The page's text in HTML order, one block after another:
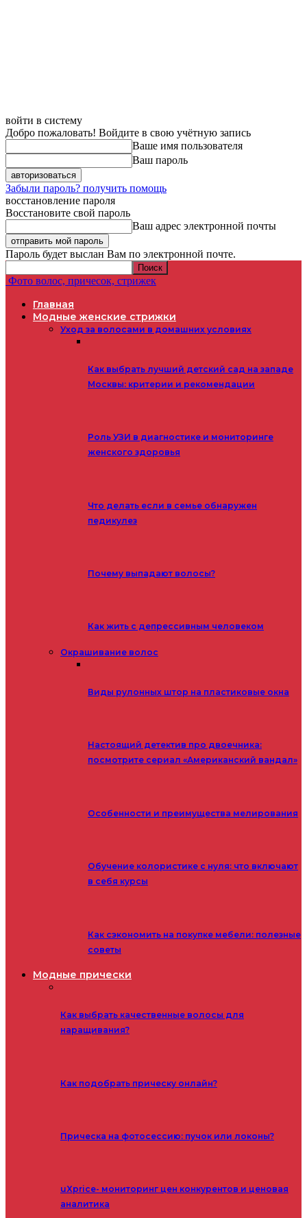
войти в систему
Добро пожаловать! Войдите в свою учётную запись
Ваше имя пользователя
Ваш пароль
Забыли пароль? получить помощь
восстановление пароля
Восстановите свой пароль
Ваш адрес электронной почты
Пароль будет выслан Вам по электронной почте.
Фото волос, причесок, стрижек
Главная
Модные женские стрижки
Уход за волосами в домашних условиях
Как выбрать лучший детский сад на западе
Москвы: критерии и рекомендации
Роль УЗИ в диагностике и мониторинге
женского здоровья
Что делать если в семье обнаружен
педикулез
Почему выпадают волосы?
Как жить с депрессивным человеком
Окрашивание волос
Виды рулонных штор на пластиковые окна
Настоящий детектив про двоечника:
посмотрите сериал «Американский вандал»
Особенности и преимущества мелирования
Обучение колористике с нуля: что включают
в себя курсы
Как сэкономить на покупке мебели: полезные
советы
Модные прически
Как выбрать качественные волосы для
наращивания?
Как подобрать прическу онлайн?
Прическа на фотосессию: пучок или локоны?
uXprice- мониторинг цен конкурентов и ценовая
аналитика